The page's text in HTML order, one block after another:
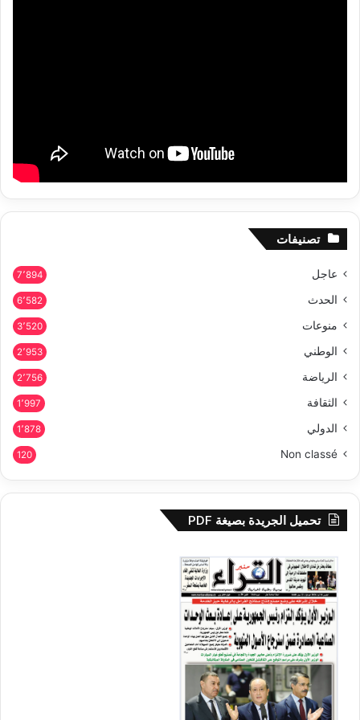
تصنيفات
عاجل 7٬894
الحدث 6٬582
منوعات 3٬520
الوطني 2٬953
الرياضة 2٬756
الثقافة 1٬997
الدولي 1٬878
Non classé
120
تحميل الجريدة بصيغة PDF